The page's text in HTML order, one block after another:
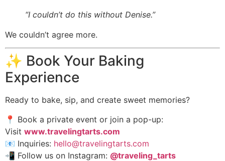
“I couldn’t do this without Denise.”
We couldn’t agree more.
✨ Book Your Baking
Experience
Ready to bake, sip, and create sweet memories?
📍 Book a private event or join a pop-up:
Visit www.travelingtarts.com
📧 Inquiries: hello@travelingtarts.com
📲 Follow us on Instagram: @traveling_tarts